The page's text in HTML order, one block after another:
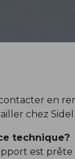
en
chez
technique?
est